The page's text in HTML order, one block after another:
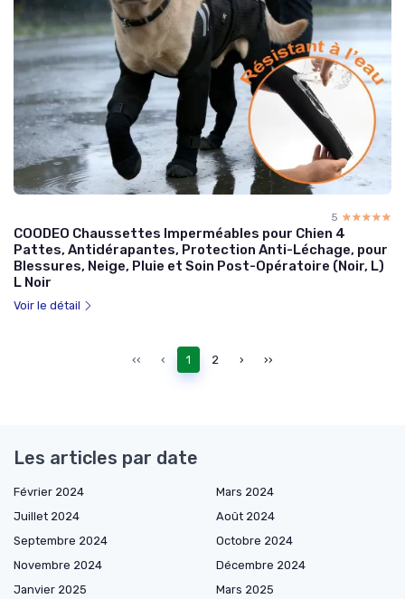
5 ☆☆☆☆☆
★★★★★
COODEO Chaussettes Imperméables pour Chien 4
Pattes, Antidérapantes, Protection Anti-Léchage, pour
Blessures, Neige, Pluie et Soin Post-Opératoire (Noir, L)
L Noir
Voir le détail
‹‹ ‹ 1 2 › ››
Les articles par date
Février 2024
Mars 2024
Juillet 2024
Août 2024
Septembre 2024
Octobre 2024
Novembre 2024
Décembre 2024
Janvier 2025
Mars 2025